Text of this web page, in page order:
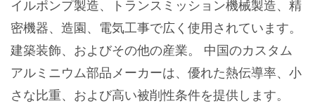
イルポンプ製造、トランスミッション機械製造、精
密機器、造園、電気工事で広く使用されています。
建築装飾、およびその他の産業。 中国のカスタム
アルミニウム部品メーカーは、優れた熱伝導率、小
さな比重、および高い被削性条件を提供します。